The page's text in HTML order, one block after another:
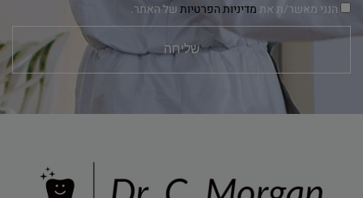
הנני מאשר/ת אתמדיניות הפרטיותשל האתר.
שליחה